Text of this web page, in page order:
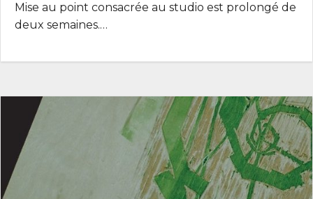
Mise au point consacrée au studio est prolongé de
deux semaines.…